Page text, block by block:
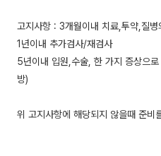
고지사항 : 3개월이내 치료,투약,질병
1년이내 추가검사/재검사
5년이내 입원,수술, 한 가지 증상으
방)
위 고지사항에 해당되지 않을때 준비